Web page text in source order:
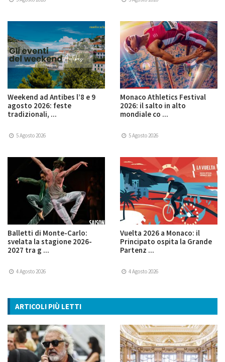
Weekend ad Antibes l’8 e 9
agosto 2026: feste
tradizionali, ...
5 Agosto 2026
Monaco Athletics Festival
2026: il salto in alto
mondiale co ...
5 Agosto 2026
Balletti di Monte-Carlo:
svelata la stagione 2026-
2027 tra g ...
4 Agosto 2026
Vuelta 2026 a Monaco: il
Principato ospita la Grande
Partenz ...
4 Agosto 2026
ARTICOLI PIÙ LETTI